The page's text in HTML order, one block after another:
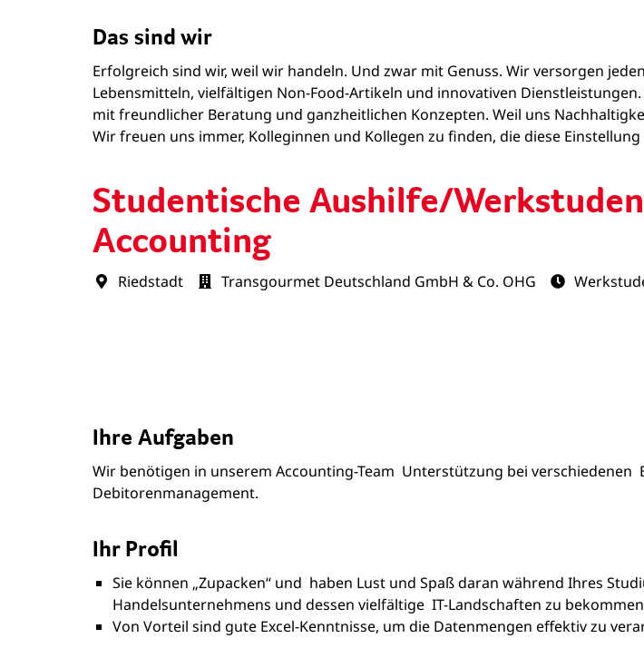
Studentische Aushilfe/
Accounting
Riedstadt Transgourmet Deutschland GmbH & Co. OHG
Das sind wir
Erfolgreich sind wir, weil wir handeln. Und zwar mit Genuss. Wir versorgen
Lebensmitteln, vielfältigen Non-Food-Artikeln und innovativen
mit freundlicher Beratung und ganzheitlichen Konzepten. Weil uns
Wir freuen uns immer, Kolleginnen und Kollegen zu finden, die diese
Ihre Aufgaben
Wir benötigen in unserem Accounting-Team Unterstützung bei
Debitorenmanagement.
Ihr Profil
Sie können „Zupacken“ und haben Lust und Spaß daran während Ihres
Handelsunternehmens und dessen vielfältige IT-Landschaften zu
Von Vorteil sind gute Excel-Kenntnisse, um die Datenmengen effektiv zu